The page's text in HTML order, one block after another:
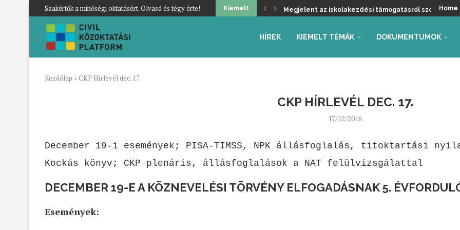
Szakértők a minőségi oktatásért. Olvasd és tégy érte! Kiemelt Megjelent az iskolakezdési támogatásról szóló Home
HÍREK KIEMELT TÉMÁK DOKUMENTUMOK
Kezdőlap » CKP Hírlevél dec. 17.
CKP HÍRLEVÉL DEC. 17.
17/12/2016
December 19-i események; PISA-TIMSS, NPK állásfoglalás, titoktartási
Kockás könyv; CKP plenáris, állásfoglalások a NAT felülvizsgálattal
DECEMBER 19-E A KÖZNEVELÉSI TÖRVÉNY ELFOGADÁSNAK 5.
Események: